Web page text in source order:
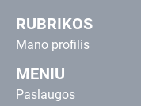
RUBRIKOS
Mano profilis
MENIU
Paslaugos